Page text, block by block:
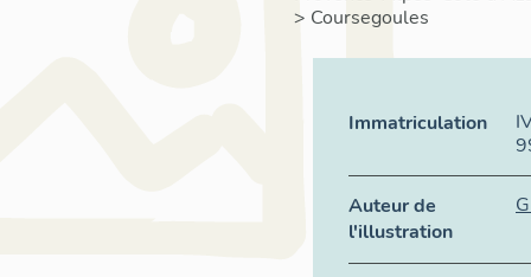
> Coursegoules
Immatriculation
Auteur de
l'illustration